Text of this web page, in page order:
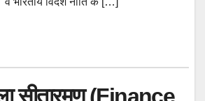
सीतारमण (Finance